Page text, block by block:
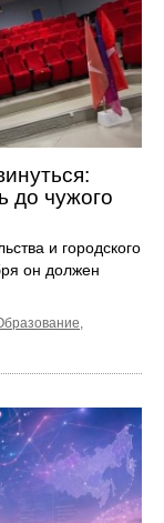
до чужого
и городского
он должен
,